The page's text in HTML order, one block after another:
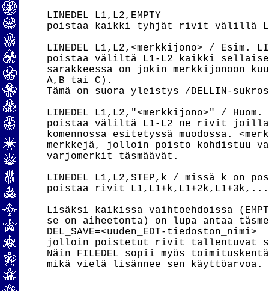
LINEDEL L1,L2,EMPTY
poistaa kaikki tyhjät rivit välillä
LINEDEL L1,L2,<merkkijono> / Esim.
poistaa väliltä L1-L2 kaikki
sarakkeessa on jokin merkkijonoon
A,B tai C).
Tämä on suora yleistys /DELLIN-
LINEDEL L1,L2,"<merkkijono>" /
poistaa väliltä L1-L2 ne rivit joilla
komennossa esitetyssä muodossa.
merkkejä, jolloin poisto kohdistuu
varjomerkit täsmäävät.
LINEDEL L1,L2,STEP,k / missä k on
poistaa rivit
Lisäksi kaikissa vaihtoehdoissa
se on aiheetonta) on lupa antaa
DEL_SAVE=<uuden_EDT-tiedoston_nimi>
jolloin poistetut rivit tallentuvat
Näin FILEDEL sopii myös
mikä vielä lisännee sen käyttöarvoa.